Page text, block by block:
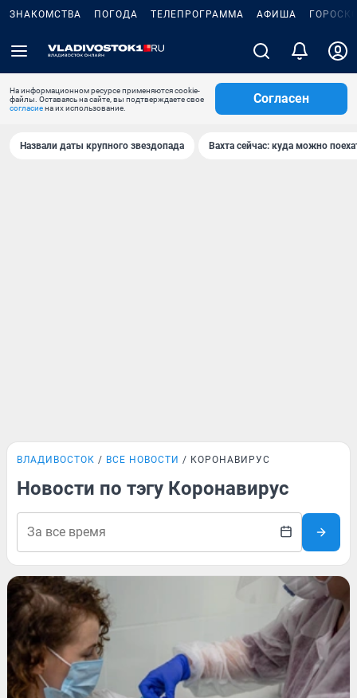
ЗНАКОМСТВА ПОГОДА ТЕЛЕПРОГРАММА АФИША
На информационном ресурсе применяются cookie-
файлы. Оставаясь на сайте, вы подтверждаете свое
согласиена их использование.
Согласен
Назвали даты крупного звездопада Вахта сейчас: куда можно
ВЛАДИВОСТОК ВСЕ НОВОСТИ КОРОНАВИРУС
Новости по тэгу Коронавирус